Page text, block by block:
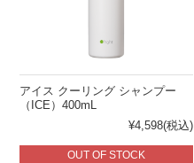
アイス クーリング シャンプー
（ICE）400mL
¥4,598(税込)
OUT OF STOCK